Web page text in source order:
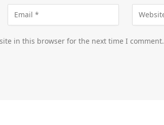
in this browser for the next time I comment.